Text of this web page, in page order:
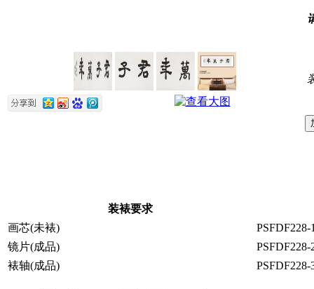
装裱要求
画芯(未裱)
PSFDF228-
镜片(成品)
PSFDF228-
裱轴(成品)
PSFDF228-